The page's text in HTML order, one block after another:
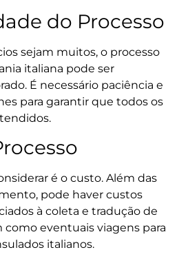
do Processo
sejam muitos, o processo
italiana pode ser
É necessário paciência e
para garantir que todos os
é o custo. Além das
pode haver custos
à coleta e tradução de
eventuais viagens para
italianos.